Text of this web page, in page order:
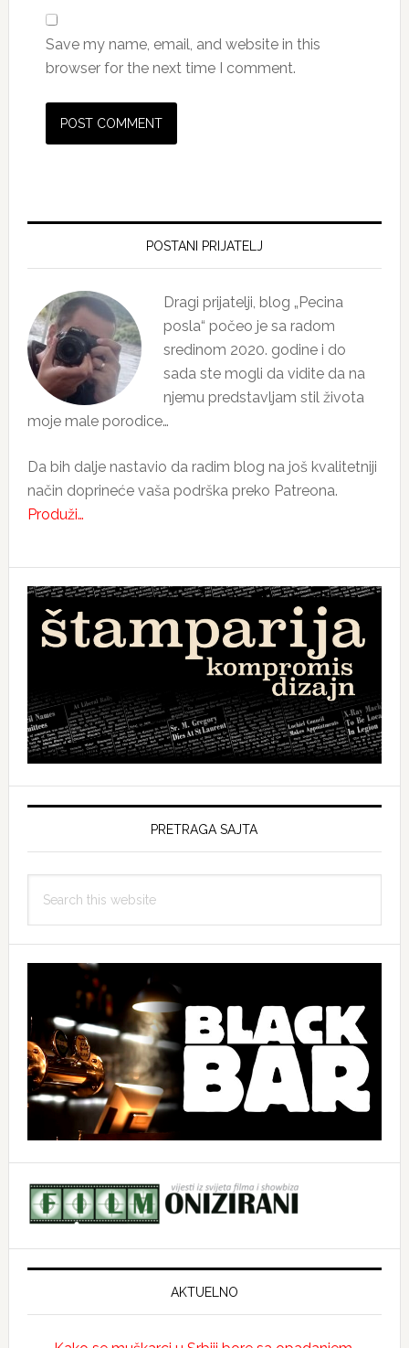
Save my name, email, and website in this
browser for the next time I comment.
Primary
POSTANI PRIJATELJ
Dragi prijatelji, blog „Pecina
posla“ počeo je sa radom
sredinom 2020. godine i do
sada ste mogli da vidite da na
njemu predstavljam stil života
moje male porodice…
Da bih dalje nastavio da radim blog na još kvalitetniji
način doprineće vaša podrška preko Patreona.
Produži…
PRETRAGA SAJTA
this
AKTUELNO